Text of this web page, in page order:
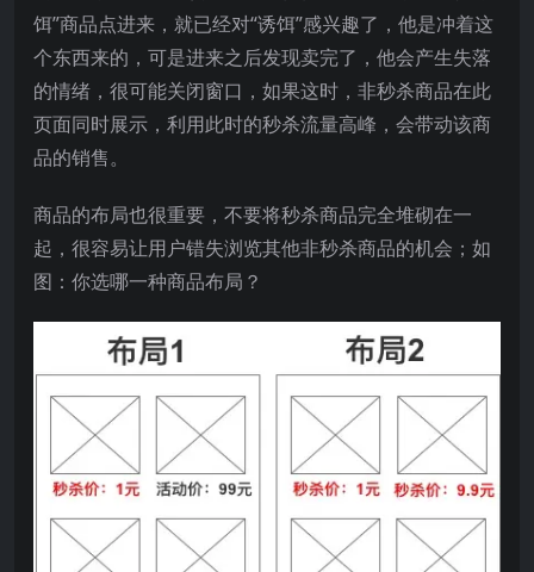
饵”商品点进来，就已经对“诱饵”感兴趣了，他是冲着这
个东西来的，可是进来之后发现卖完了，他会产生失落
的情绪，很可能关闭窗口，如果这时，非秒杀商品在此
页面同时展示，利用此时的秒杀流量高峰，会带动该商
品的销售。
商品的布局也很重要，不要将秒杀商品完全堆砌在一
起，很容易让用户错失浏览其他非秒杀商品的机会；如
图：你选哪一种商品布局？